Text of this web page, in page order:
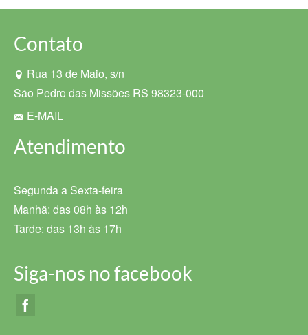
Contato
Rua 13 de Maio, s/n
São Pedro das Missões RS 98323-000
E-MAIL
Atendimento
Segunda a Sexta-feira
Manhã: das 08h às 12h
Tarde: das 13h às 17h
Siga-nos no facebook